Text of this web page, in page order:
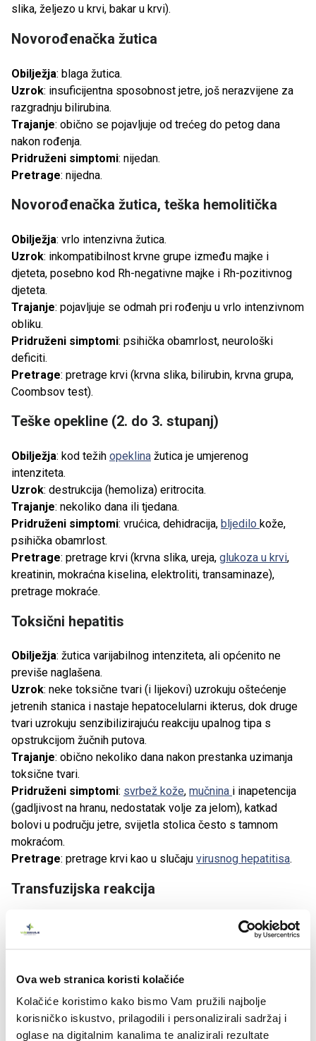
Ova web stranica koristi kolačiće
Kolačiće koristimo kako bismo Vam pružili najbolje
korisničko iskustvo, prilagodili i personalizirali sadržaj i
oglase na digitalnim kanalima te analizirali rezultate
slika, željezo u krvi, bakar u krvi).
Novorođenačka žutica
Obilježja: blaga žutica.
Uzrok: insuficijentna sposobnost jetre, još nerazvijene za
razgradnju bilirubina.
Trajanje: obično se pojavljuje od trećeg do petog dana
nakon rođenja.
Pridruženi simptomi: nijedan.
Pretrage: nijedna.
Novorođenačka žutica, teška hemolitička
Obilježja: vrlo intenzivna žutica.
Uzrok: inkompatibilnost krvne grupe između majke i
djeteta, posebno kod Rh-negativne majke i Rh-pozitivnog
djeteta.
Trajanje: pojavljuje se odmah pri rođenju u vrlo intenzivnom
obliku.
Pridruženi simptomi: psihička obamrlost, neurološki
deficiti.
Pretrage: pretrage krvi (krvna slika, bilirubin, krvna grupa,
Coombsov test).
Teške opekline (2. do 3. stupanj)
Obilježja: kod težih opeklina žutica je umjerenog
intenziteta.
Uzrok: destrukcija (hemoliza) eritrocita.
Trajanje: nekoliko dana ili tjedana.
Pridruženi simptomi: vrućica, dehidracija, bljedilo kože,
psihička obamrlost.
Pretrage: pretrage krvi (krvna slika, ureja, glukoza u krvi,
kreatinin, mokraćna kiselina, elektroliti, transaminaze),
pretrage mokraće.
Toksični hepatitis
Obilježja: žutica varijabilnog intenziteta, ali općenito ne
previše naglašena.
Uzrok: neke toksične tvari (i lijekovi) uzrokuju oštećenje
jetrenih stanica i nastaje hepatocelularni ikterus, dok druge
tvari uzrokuju senzibilizirajuću reakciju upalnog tipa s
opstrukcijom žučnih putova.
Trajanje: obično nekoliko dana nakon prestanka uzimanja
toksične tvari.
Pridruženi simptomi: svrbež kože, mučnina i inapetencija
(gadljivost na hranu, nedostatak volje za jelom), katkad
bolovi u području jetre, svijetla stolica često s tamnom
mokraćom.
Pretrage: pretrage krvi kao u slučaju virusnog hepatitisa.
Transfuzijska reakcija
Obilježja
: žutica varijabilnog intenziteta, najčešće
Trajanje : nekoliko dana.
difuzni lumbalni, mišićni i zglobni bolovi.
Pretrage: kontrola krvne grupe pacijenta i transfundirane